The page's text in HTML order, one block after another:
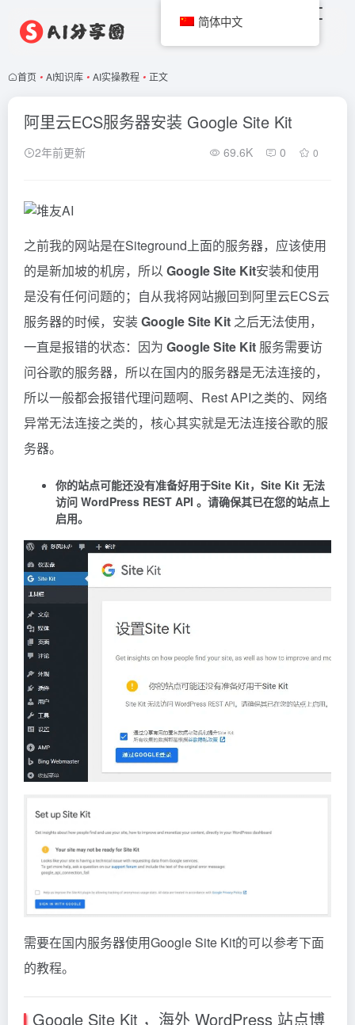
首页 • AI知识库 • AI实操教程 • 正文
阿里云ECS服务器安装 Google Site Kit
2年前更新 69.6K 0 0
之前我的网站是在Siteground上面的服务器，应该使用
的是新加坡的机房，所以 Google Site Kit安装和使用
是没有任何问题的；自从我将网站搬回到阿里云ECS云
服务器的时候，安装Google Site Kit 之后无法使用，
一直是报错的状态：因为 Google Site Kit 服务需要访
问谷歌的服务器，所以在国内的服务器是无法连接的，
所以一般都会报错代理问题啊、Rest API之类的、网络
异常无法连接之类的，核心其实就是无法连接谷歌的服
务器。
你的站点可能还没有准备好用于Site Kit，Site Kit 无法
访问 WordPress REST API 。请确保其已在您的站点上
启用。
需要在国内服务器使用Google Site Kit的可以参考下面
的教程。
Google Site Kit ，海外 WordPress 站点博
简体中文